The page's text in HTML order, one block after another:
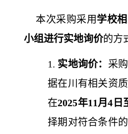
本次采购采用学校
小组进行实地询价的方
1. 实地询价： 采
据在川有相关资
在2025年11月4日
择期对符合条件